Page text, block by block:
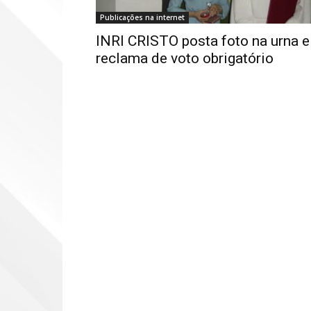
Publicações na internet
INRI CRISTO posta foto na urna e
reclama de voto obrigatório